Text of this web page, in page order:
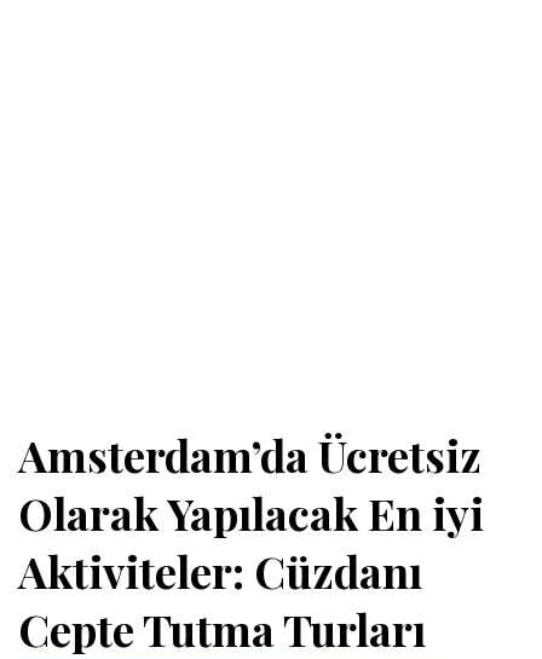
Amsterdam’da Ücretsiz
Olarak Yapılacak En iyi
Aktiviteler: Cüzdanı
Cepte Tutma Turları